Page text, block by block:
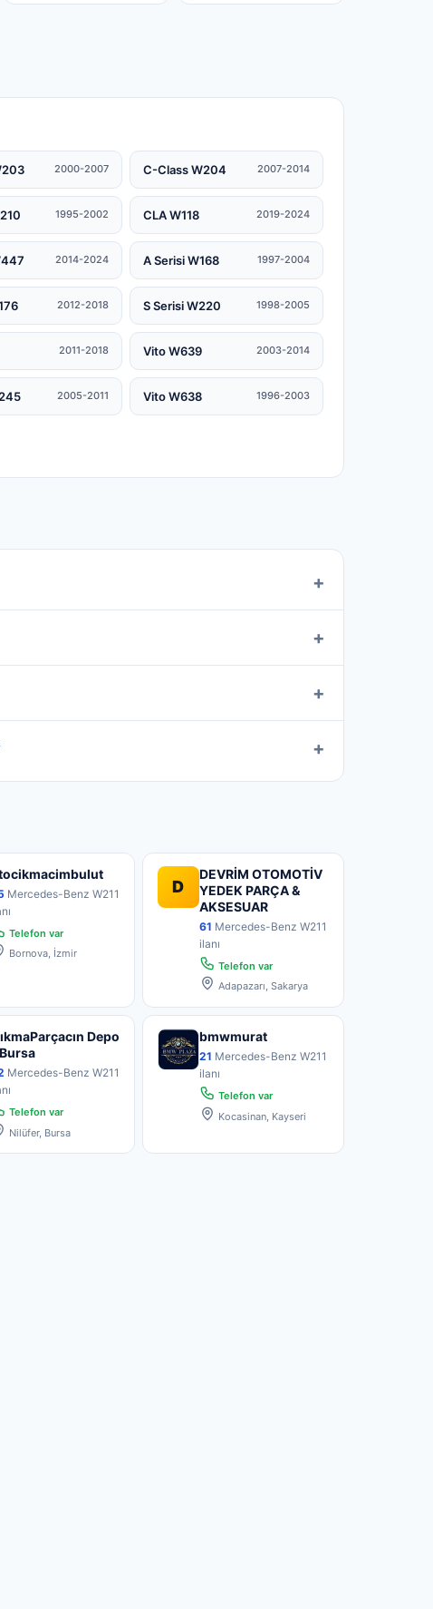
2000-2007 C-Class W204 2007-2014
1995-2002 CLA W118 2019-2024
2014-2024 A Serisi W168 1997-2004
2012-2018 S Serisi W220 1998-2005
2011-2018 Vito W639 2003-2014
2005-2011 Vito W638 1996-2003
Mercedes-Benz W211
Telefon var
Bornova, İzmir
D
DEVRİM OTOMOTİV
YEDEK PARÇA &
AKSESUAR
61 Mercedes-Benz W211
ilanı
Telefon var
Adapazarı, Sakarya
Depo
Mercedes-Benz W211
Telefon var
Nilüfer, Bursa
bmwmurat
21 Mercedes-Benz W211
ilanı
Telefon var
Kocasinan, Kayseri